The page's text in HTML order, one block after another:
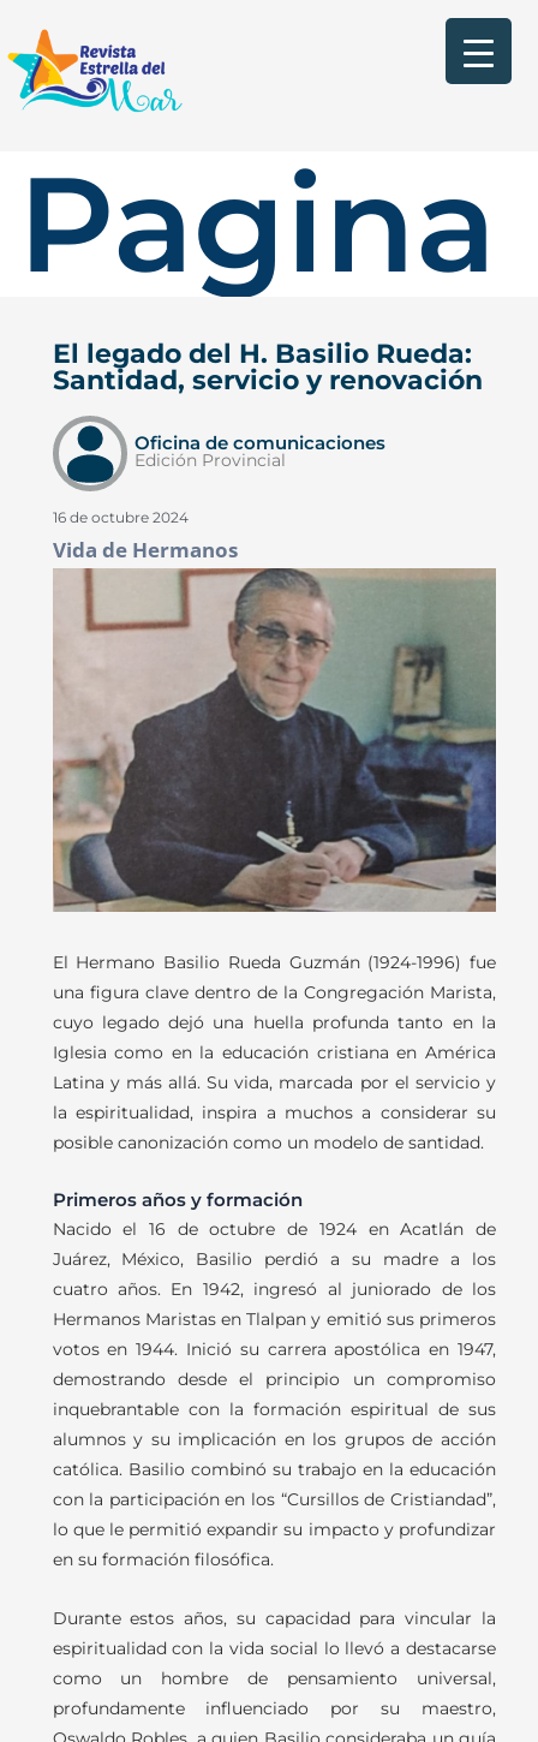
El legado del H. Basilio Rueda:
Santidad, servicio y renovación
Oficina de comunicaciones
Edición Provincial
16 de octubre 2024
Vida de Hermanos
El Hermano Basilio Rueda Guzmán (1924-1996) fue
una figura clave dentro de la Congregación Marista,
cuyo legado dejó una huella profunda tanto en la
Iglesia como en la educación cristiana en América
Latina y más allá. Su vida, marcada por el servicio y
la espiritualidad, inspira a muchos a considerar su
posible canonización como un modelo de santidad.
Primeros años y formación
Nacido el 16 de octubre de 1924 en Acatlán de
Juárez, México, Basilio perdió a su madre a los
cuatro años. En 1942, ingresó al juniorado de los
Hermanos Maristas en Tlalpan y emitió sus primeros
votos en 1944. Inició su carrera apostólica en 1947,
demostrando desde el principio un compromiso
inquebrantable con la formación espiritual de sus
alumnos y su implicación en los grupos de acción
católica. Basilio combinó su trabajo en la educación
con la participación en los “Cursillos de Cristiandad”,
lo que le permitió expandir su impacto y profundizar
en su formación filosófica.
Durante estos años, su capacidad para vincular la
espiritualidad con la vida social lo llevó a destacarse
como un hombre de pensamiento universal,
profundamente influenciado por su maestro,